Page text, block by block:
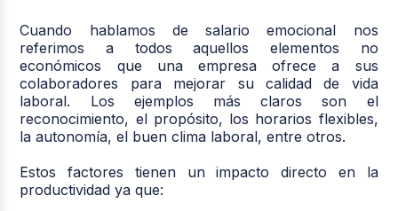
Cuando hablamos de salario emocional nos
referimos a todos aquellos elementos no
económicos que una empresa ofrece a sus
colaboradores para mejorar su calidad de vida
laboral. Los ejemplos más claros son el
reconocimiento, el propósito, los horarios flexibles,
la autonomía, el buen clima laboral, entre otros.
Estos factores tienen un impacto directo en la
productividad ya que: